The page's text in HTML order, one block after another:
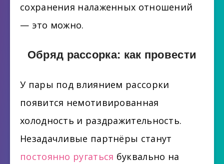
сохранения налаженных отношений
— это можно.
Обряд рассорка: как провести
У пары под влиянием рассорки
появится немотивированная
холодность и раздражительность.
Незадачливые партнёры станут
постоянно ругаться буквально на